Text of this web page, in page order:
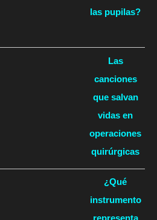
las pupilas?
Las
canciones
que salvan
vidas en
operaciones
quirúrgicas
¿Qué
instrumento
representa